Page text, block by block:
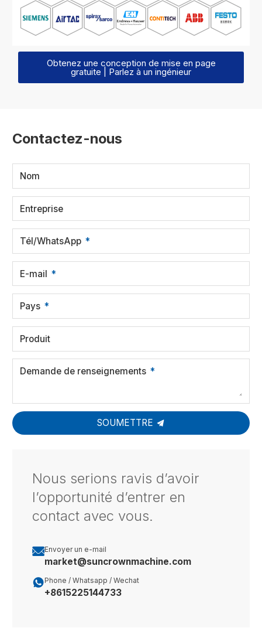
Obtenez une conception de mise en page
gratuite | Parlez à un ingénieur
Contactez-nous
Nom
Entreprise
Tél/WhatsApp
E-mail
Pays
Produit
Demande de renseignements
SOUMETTRE
Nous serions ravis d’avoir
l’opportunité d’entrer en
contact avec vous.
Envoyer un e-mail
market@suncrownmachine.com
Phone / Whatsapp / Wechat
+8615225144733